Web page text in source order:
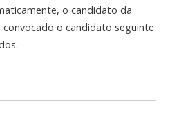
o candidato da
convocado o candidato seguinte